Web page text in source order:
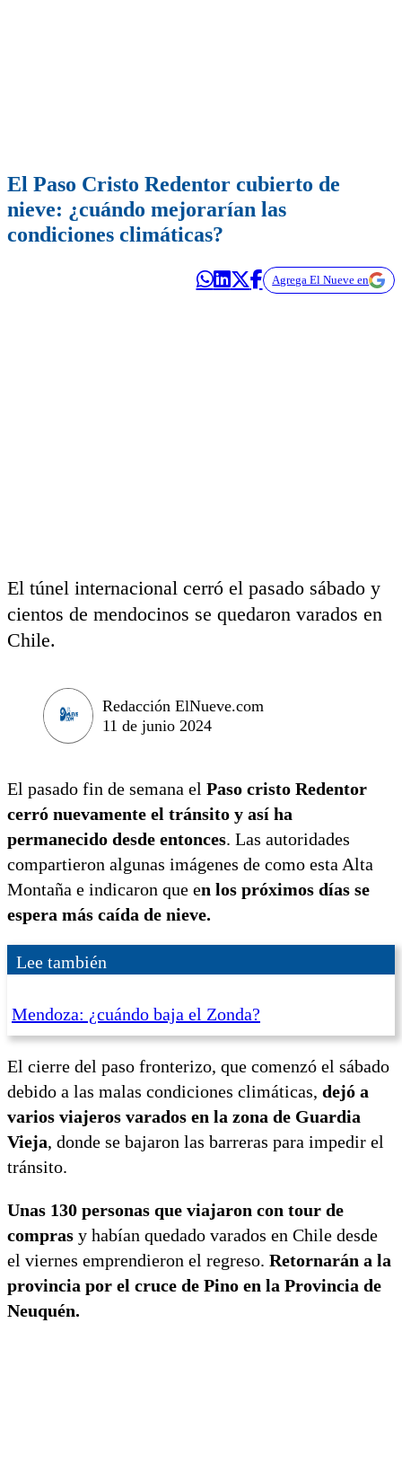
El Paso Cristo Redentor cubierto de
nieve: ¿cuándo mejorarían las
condiciones climáticas?
Agrega El Nueve en
El túnel internacional cerró el pasado sábado y
cientos de mendocinos se quedaron varados en
Chile.
Redacción ElNueve.com
11 de junio 2024
El pasado fin de semana el Paso cristo Redentor
cerró nuevamente el tránsito y así ha
permanecido desde entonces. Las autoridades
compartieron algunas imágenes de como esta Alta
Montaña e indicaron que en los próximos días se
espera más caída de nieve.
Lee también
Mendoza: ¿cuándo baja el Zonda?
El cierre del paso fronterizo, que comenzó el sábado
debido a las malas condiciones climáticas, dejó a
varios viajeros varados en la zona de Guardia
Vieja, donde se bajaron las barreras para impedir el
tránsito.
Unas 130 personas que viajaron con tour de
compras y habían quedado varados en Chile desde
el viernes emprendieron el regreso. Retornarán a la
provincia por el cruce de Pino en la Provincia de
Neuquén.